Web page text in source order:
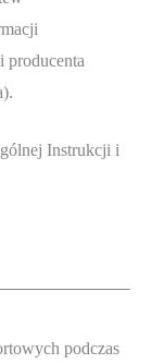
producenta
Instrukcji i
podczas